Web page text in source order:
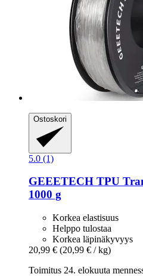
Ostoskori
5.0 (1)
GEEETECH TPU
1000 g
Korkea elastisuus
Helppo tulostaa
Korkea läpinäkyvyys
20,99 € (20,99 € / kg)
Toimitus 24. elokuuta